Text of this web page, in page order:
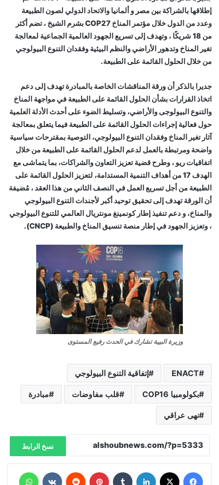
إطلاقها بالشراكة بين مصر و ألمانيا والاتحاد الدولي لصون الطبيعة
وعدد من الدول خلال مؤتمر المناخ COP27 بشرم الشيخ ، تضم أكثر
من 18 شريكًا ، وتهدف إلى تسريع الجهود العالمية الجماعية لمعالجة
تغير المناخ وتدهور الأراضي والنظم البيئية وفقدان التنوع البيولوجي
من خلال الحلول القائمة على الطبيعة.
جديرا بالذكر أن ورقة المناقشات الخاصة بالمبادرة تهدف إلى دعم
اتخاذ القرارات بشأن الحلول القائمة على الطبيعة في مواجهة المناخ
والتنوع البيولوجى والأراضي، وتسليط الضوء على أحدث الأدلة العلمية
حول فعالية إجراءات الحلول القائمة على الطبيعة فيما يتعلق بمعالجة
آثار تغير المناخ وفقدان التنوع البيولوجي، التوصية بمقترحات سياسية
واضحة ومرتبطة بالعمل لدعم الحلول القائمة على الطبيعة من خلال
اتفاقيات ريو ، وطرح قضية تعزيز التعاون والشراكات، بما يتماشى مع
الهدف 17 من أهداف التنمية المستدامة، لتعزيز الحلول القائمة على
الطبيعة من أجل تسريع العمل في النصف الثاني من هذا العقد ، مُضيفة
أن الورقة تهدف إلى تحقيق توحيد أكبر لأجندات التنوع البيولوجي
والمناخ، و دعم تنفيذ إطار كونمينغ مونتريال العالمي للتنوع البيولوجي
، وتعزيز الجهود في إطار منصة تنسيق المناخ والطبيعة (CNCP).
وزيرة البيية تشارك في الحدث رفيع المستوى
ENACT إتفاقية التنوع البيولوجي
بكولومبيا COP16 قلب مفاوضات مبادرة
نهى عراقي
نسخ الرابط